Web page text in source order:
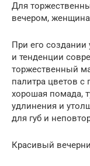
Для
вечером,
При его
и тенденции
торжественный
палитра цветов с
хорошая помада,
удлинения и
для губ и
Красивый